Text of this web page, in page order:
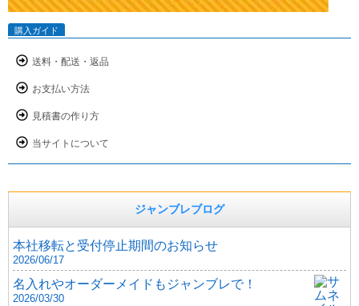
購入ガイド
送料・配送・返品
お支払い方法
見積書の作り方
当サイトについて
ジャンブレブログ
本社移転と受付停止期間のお知らせ
2026/06/17
名入れやオーダーメイドもジャンブレで！
2026/03/30